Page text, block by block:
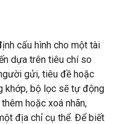
cấu hình cho một tài
dựa trên tiêu chí so
gửi, tiêu đề hoặc
khớp, bộ lọc sẽ tự động
hoặc xoá nhãn,
địa chỉ cụ thể. Để biết